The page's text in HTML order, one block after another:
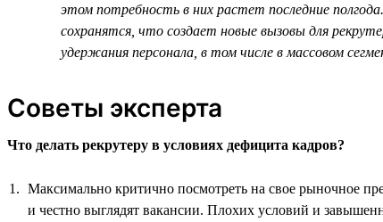
этом потребность в них растет последние
сохранятся, что создает новые вызовы для
удержания персонала, в том числе в массовом
Советы эксперта
Что делать рекрутеру в условиях дефицита кадров?
Максимально критично посмотреть на свое рыночное
и честно выглядят вакансии. Плохих условий и